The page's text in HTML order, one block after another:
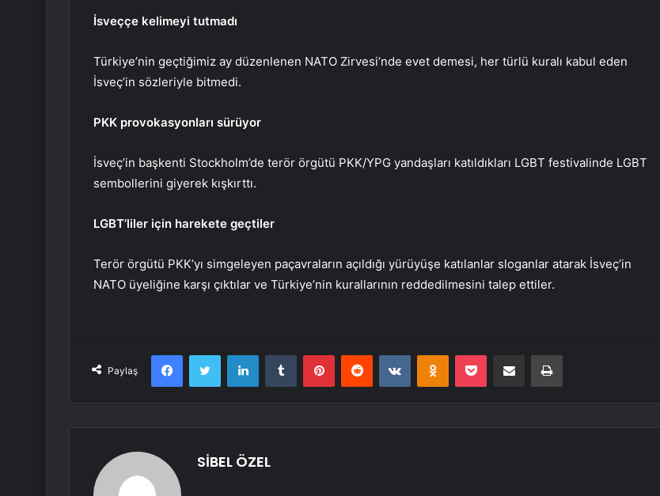
İsveççe kelimeyi tutmadı
Türkiye’nin geçtiğimiz ay düzenlenen NATO Zirvesi’nde evet demesi, her türlü kuralı kabul eden
İsveç’in sözleriyle bitmedi.
PKK provokasyonları sürüyor
İsveç’in başkenti Stockholm’de terör örgütü PKK/YPG yandaşları katıldıkları LGBT festivalinde LGBT
sembollerini giyerek kışkırttı.
LGBT’liler için harekete geçtiler
Terör örgütü PKK’yı simgeleyen paçavraların açıldığı yürüyüşe katılanlar sloganlar atarak İsveç’in
NATO üyeliğine karşı çıktılar ve Türkiye’nin kurallarının reddedilmesini talep ettiler.
Paylaş
FacebookTwitter LinkedInTumblr PinterestReddit VKontakteOdnoklassniki
Pocket E-Posta ile paylaş Yazdır
SİBEL ÖZEL